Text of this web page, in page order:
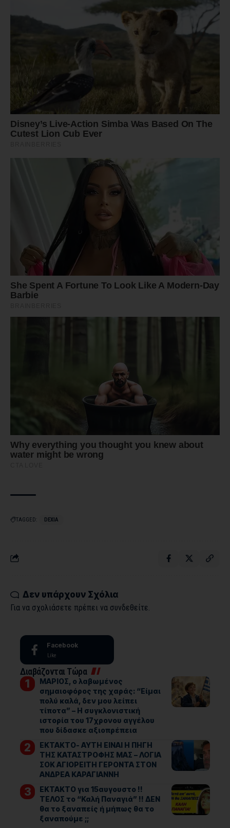
TAGGED: DEXIA
Δεν υπάρχουν Σχόλια
Για να σχολιάσετε πρέπει να συνδεθείτε.
Facebook
Like
Διαβάζονται Τώρα
ΜΑΡΙΟΣ, ο λαβωμένος
σημαιοφόρος της χαράς: “Είμαι
πολύ καλά, δεν μου λείπει
τίποτα” – Η συγκλονιστική
ιστορία του 17χρονου αγγέλου
που δίδασκε αξιοπρέπεια
ΕΚΤΑΚΤΟ- ΑΥΤΗ ΕΙΝΑΙ Η ΠΗΓΗ
ΤΗΣ ΚΑΤΑΣΤΡΟΦΗΣ ΜΑΣ – ΛΟΓΙΑ
ΣΟΚ ΑΓΙΟΡΕΙΤΗ ΓΕΡΟΝΤΑ ΣΤΟΝ
ΑΝΔΡΕΑ ΚΑΡΑΓΙΑΝΝΗ
ΕΚΤΑΚΤΟ για 15αυγουστο !!
ΤΕΛΟΣ το “Καλή Παναγιά” !! ΔΕΝ
θα το ξαναπείς ή μήπως θα το
ξαναπούμε ;;